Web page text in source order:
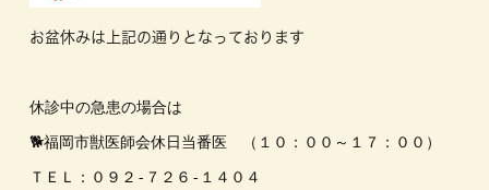
お盆休みは上記の通りとなっております
休診中の急患の場合は
🐕福岡市獣医師会休日当番医　（１０：００～１７：００）
ＴＥＬ：０９２-７２６-１４０４